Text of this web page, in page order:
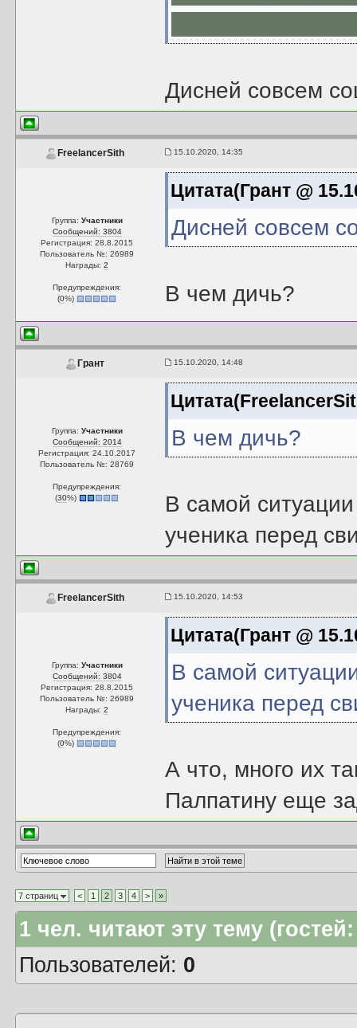
Дисней совсем
FreelancerSith 15.10.2020, 14:35
Группа: Участники
Сообщений: 3804
Регистрация: 28.8.2015
Пользователь №: 26989
Награды:2
Предупреждения:
(0%)
Цитата(Грант @
Дисней совсем
В чем дичь?
Грант 15.10.2020, 14:48
Группа: Участники
Сообщений: 2014
Регистрация: 24.10.2017
Пользователь №: 28769
Предупреждения:
(30%)
В чем дичь?
В самой ситуации
ученика перед
FreelancerSith 15.10.2020, 14:53
Группа: Участники
Сообщений: 3804
Регистрация: 28.8.2015
Пользователь №: 26989
Награды:2
Предупреждения:
(0%)
Цитата(Грант @
В самой
ученика перед
А что, много их
Палпатину еще
7 страниц < 1 2 3 4 > »
1 чел. читают эту тему
Пользователей: 0